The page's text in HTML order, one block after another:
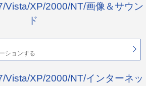
Vista/XP/2000/NT/画像＆サウン
ド
ションする
Vista/XP/2000/NT/インターネッ